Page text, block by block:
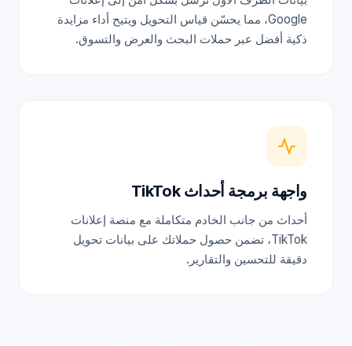
Google، مما يحسّن قياس التحويل ويتيح أداء مزايدة
ذكية أفضل عبر حملات البحث والعرض والتسوق.
واجهة برمجة أحداث TikTok
أحداث من جانب الخادم متكاملة مع منصة إعلانات
TikTok، تضمن حصول حملاتك على بيانات تحويل
دقيقة للتحسين والتقارير.